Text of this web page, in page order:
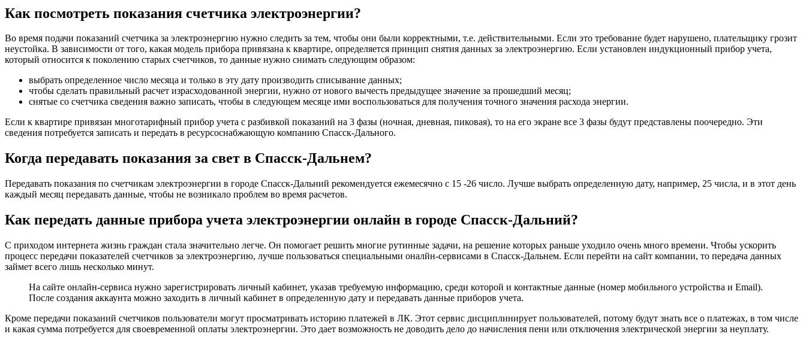
Как посмотреть показания счетчика электроэнергии?
Во время подачи показаний счетчика за электроэнергию нужно следить за тем, чтобы они были корректными, т.е. действительными. Если это требование будет нарушено, плательщику грозит
неустойка. В зависимости от того, какая модель прибора привязана к квартире, определяется принцип снятия данных за электроэнергию. Если установлен индукционный прибор учета,
который относится к поколению старых счетчиков, то данные нужно снимать следующим образом:
выбрать определенное число месяца и только в эту дату производить списывание данных;
чтобы сделать правильный расчет израсходованной энергии, нужно от нового вычесть предыдущее значение за прошедший месяц;
снятые со счетчика сведения важно записать, чтобы в следующем месяце ими воспользоваться для получения точного значения расхода энергии.
Если к квартире привязан многотарифный прибор учета с разбивкой показаний на 3 фазы (ночная, дневная, пиковая), то на его экране все 3 фазы будут представлены поочередно. Эти
сведения потребуется записать и передать в ресурсоснабжающую компанию Спасск-Дального.
Когда передавать показания за свет в Спасск-Дальнем?
Передавать показания по счетчикам электроэнергии в городе Спасск-Дальний рекомендуется ежемесячно с 15 -26 число. Лучше выбрать определенную дату, например, 25 числа, и в этот день
каждый месяц передавать данные, чтобы не возникало проблем во время расчетов.
Как передать данные прибора учета электроэнергии онлайн в городе Спасск-Дальний?
С приходом интернета жизнь граждан стала значительно легче. Он помогает решить многие рутинные задачи, на решение которых раньше уходило очень много времени. Чтобы ускорить
процесс передачи показателей счетчиков за электроэнергию, лучше пользоваться специальными оналйн-сервисами в Спасск-Дальнем. Если перейти на сайт компании, то передача данных
займет всего лишь несколько минут.
На сайте онлайн-сервиса нужно зарегистрировать личный кабинет, указав требуемую информацию, среди которой и контактные данные (номер мобильного устройства и Email).
После создания аккаунта можно заходить в личный кабинет в определенную дату и передавать данные приборов учета.
Кроме передачи показаний счетчиков пользователи могут просматривать историю платежей в ЛК. Этот сервис дисциплинирует пользователей, потому будут знать все о платежах, в том числе
и какая сумма потребуется для своевременной оплаты электроэнергии. Это дает возможность не доводить дело до начисления пени или отключения электрической энергии за неуплату.